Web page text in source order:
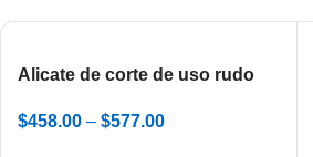
Alicate de corte de uso rudo
$458.00 – $577.00